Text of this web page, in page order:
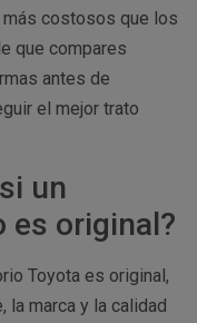
costosos que los
que compares
antes de
el mejor trato
un
es original?
Toyota es original,
la marca y la calidad